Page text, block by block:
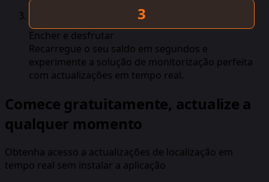
Encher e desfrutar
Recarregue o seu saldo em segundos e
experimente a solução de monitorização perfeita
com actualizações em tempo real.
Comece gratuitamente, actualize a
qualquer momento
Obtenha acesso a actualizações de localização em
tempo real sem instalar a aplicação